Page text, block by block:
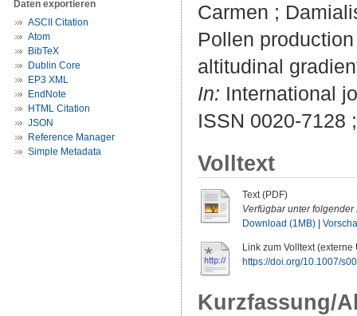
Daten exportieren
ASCII Citation
Atom
BibTeX
Dublin Core
EP3 XML
EndNote
HTML Citation
JSON
Reference Manager
Simple Metadata
Carmen ;
Pollen
altitudinal
In: International
ISSN 0020-7128
Volltext
Text (PDF)
Verfügbar unter folgender
Download (1MB)
Link zum Volltext (externe
https://doi.org/10.1007/
Kurzfassung/